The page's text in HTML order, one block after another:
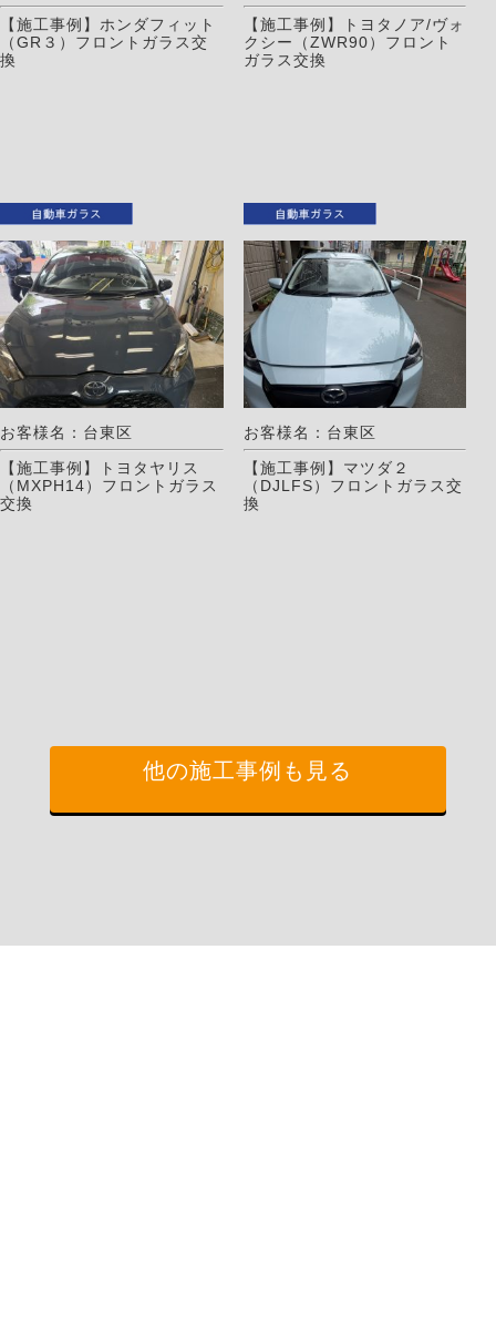
【施工事例】ホンダフィット
（GR３）フロントガラス交
換
【施工事例】トヨタノア/ヴォ
クシー（ZWR90）フロント
ガラス交換
お客様名：台東区
【施工事例】トヨタヤリス
（MXPH14）フロントガラス
交換
お客様名：台東区
【施工事例】マツダ２
（DJLFS）フロントガラス交
換
他の施工事例も見る